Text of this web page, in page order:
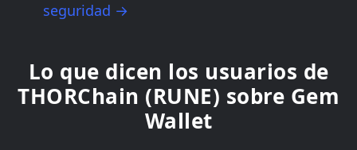
seguridad →
Lo que dicen los usuarios de
THORChain (RUNE) sobre Gem
Wallet